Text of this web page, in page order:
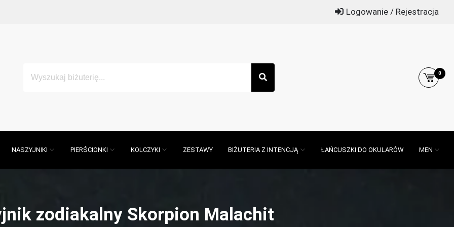
Logowanie / Rejestracja
0
NASZYJNIKI PIERŚCIONKI KOLCZYKI ZESTAWY BIŻUTERIA Z INTENCJĄ ŁAŃCUSZKI DO OKULARÓW MEN
zodiakalny Skorpion Malachit